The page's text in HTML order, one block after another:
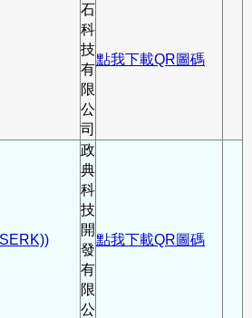
石
科
技
有
限
公
司
點我下載QR圖碼
政
典
科
技
開
發
有
限
公
點我下載QR圖碼